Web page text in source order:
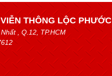
THÔNG LỘC PHƯỚC
, Q.12, TP.HCM